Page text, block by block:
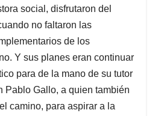
social, disfrutaron del
no faltaron las
de los
Y sus planes eran continuar
para de la mano de su tutor
Pablo Gallo, a quien también
camino, para aspirar a la